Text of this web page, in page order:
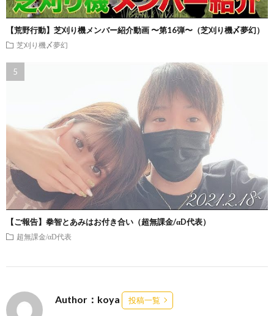
【荒野行動】芝刈り機メンバー紹介動画 〜第16弾〜（芝刈り機〆夢幻）
芝刈り機〆夢幻
【ご報告】拳智とあみはお付き合い（超無課金/αD代表）
超無課金/αD代表
Author：koya 投稿一覧